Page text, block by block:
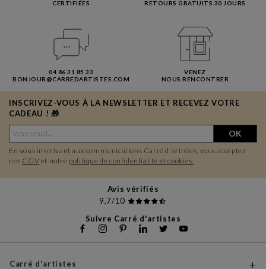
CERTIFIÉES
RETOURS GRATUITS 30 JOURS
04 86 31 85 33
BONJOUR@CARREDARTISTES.COM
VENEZ
NOUS RENCONTRER
INSCRIVEZ-VOUS À LA NEWSLETTER ET RECEVEZ VOTRE
CADEAU ! 🎁
OK
En vous inscrivant aux communications Carré d'artistes, vous acceptez
nos CGV et notre politique de confidentialité et cookies.
Avis vérifiés
9,7/10
Suivre Carré d'artistes
Carré d'artistes